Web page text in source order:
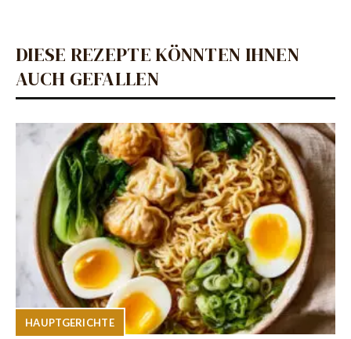
DIESE REZEPTE KÖNNTEN IHNEN
AUCH GEFALLEN
HAUPTGERICHTE